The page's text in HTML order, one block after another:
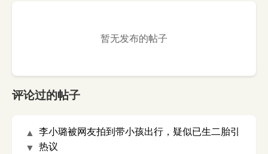
暂无发布的帖子
评论过的帖子
▲
▼
李小璐被网友拍到带小孩出行，疑似已生二胎引
热议